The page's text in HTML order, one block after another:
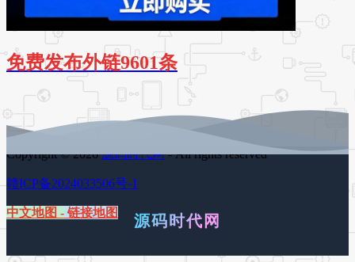
免费发布外链9601条
Copyright © 2026源码时代网- All rights reserved
赣ICP备2024033506号-1
中文地图 - 链接地图 源码时代网